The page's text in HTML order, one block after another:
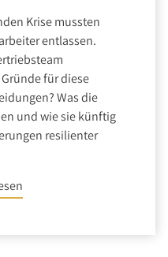
Krise mussten
entlassen.
für diese
Was die
und wie sie künftig
resilienter